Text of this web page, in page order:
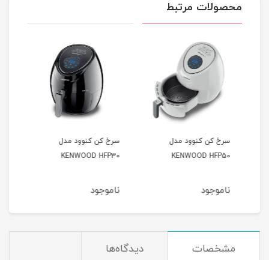
محصولات مرتبط
سرخ کن کنوود مدل
KENWOOD HFP50
ناموجود
سرخ کن کنوود مدل
KENWOOD HFP30
ناموجود
مشخصات دیدگاه‌ها